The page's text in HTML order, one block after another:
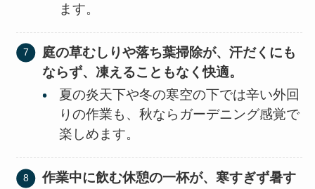
ます。
庭の草むしりや落ち葉掃除が、汗だくにも
ならず、凍えることもなく快適。
夏の炎天下や冬の寒空の下では辛い外回
りの作業も、秋ならガーデニング感覚で
楽しめます。
作業中に飲む休憩の一杯が、寒すぎず暑す